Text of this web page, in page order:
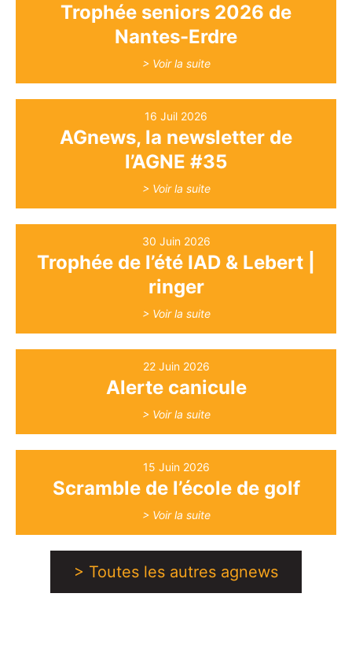
Trophée seniors 2026 de
Nantes-Erdre
> Voir la suite
16 Juil 2026
AGnews, la newsletter de
l’AGNE #35
> Voir la suite
30 Juin 2026
Trophée de l’été IAD & Lebert |
ringer
> Voir la suite
22 Juin 2026
Alerte canicule
> Voir la suite
15 Juin 2026
Scramble de l’école de golf
> Voir la suite
> Toutes les autres agnews